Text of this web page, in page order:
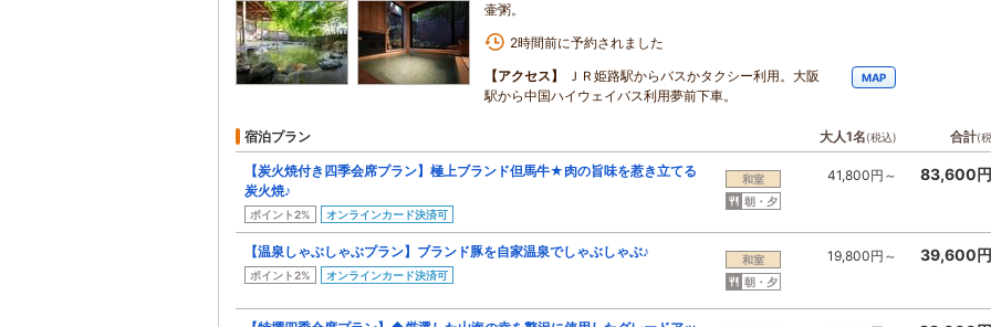
壷粥。
2時間前に予約されました
【アクセス】
ＪＲ姫路駅からバスかタクシー利用。大阪
駅から中国ハイウェイバス利用夢前下車。
MAP
宿泊プラン 大人1名(税込) 合計(
【炭火焼付き四季会席プラン】極上ブランド但馬牛★肉の旨味を惹き立てる
炭火焼♪
ポイント2% オンラインカード決済可
和室
朝・夕
41,800円～ 83,600
【温泉しゃぶしゃぶプラン】ブランド豚を自家温泉でしゃぶしゃぶ♪
ポイント2% オンラインカード決済可
和室
朝・夕
19,800円～ 39,600